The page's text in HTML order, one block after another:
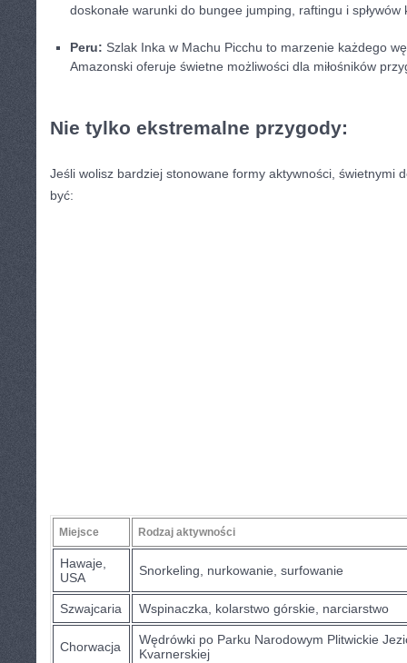
⁤doskonałe warunki ‍do bungee jumping, raftingu⁤ i spływów
Peru: Szlak Inka w Machu Picchu ‌to marzenie każdego
Amazonski oferuje⁢ świetne możliwości dla miłośników
Nie tylko⁢ ekstremalne‍ przygody:
Jeśli⁣ wolisz bardziej stonowane formy aktywności, świetnymi⁣
⁢być:
Miejsce Rodzaj aktywności
Hawaje,
USA
Snorkeling, nurkowanie, surfowanie
Szwajcaria Wspinaczka, kolarstwo górskie, narciarstwo
Chorwacja
Wędrówki po ‍Parku Narodowym Plitwickie
⁢Kvarnerskiej